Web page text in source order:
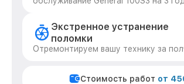
Экстренное устранение
поломки
Отремонтируем вашу технику за
Стоимость работ от